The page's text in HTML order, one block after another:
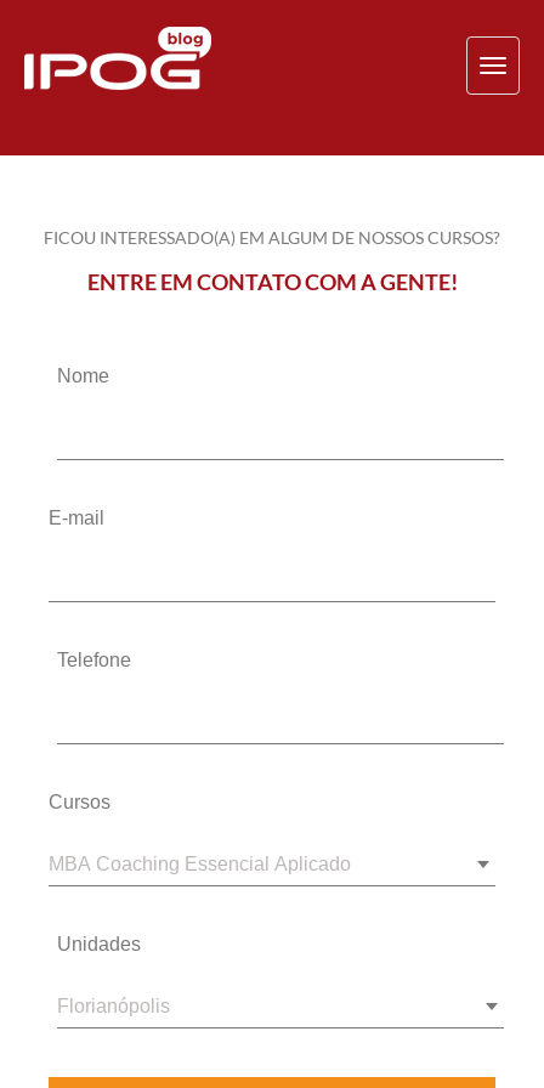
FICOU INTERESSADO(A) EM ALGUM DE NOSSOS CURSOS?
ENTRE EM CONTATO COM A GENTE!
Nome
E-mail
Telefone
Cursos
Unidades